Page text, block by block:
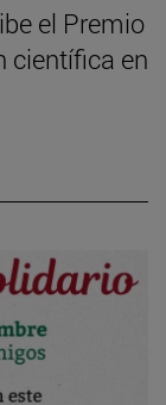
el Premio
científica en